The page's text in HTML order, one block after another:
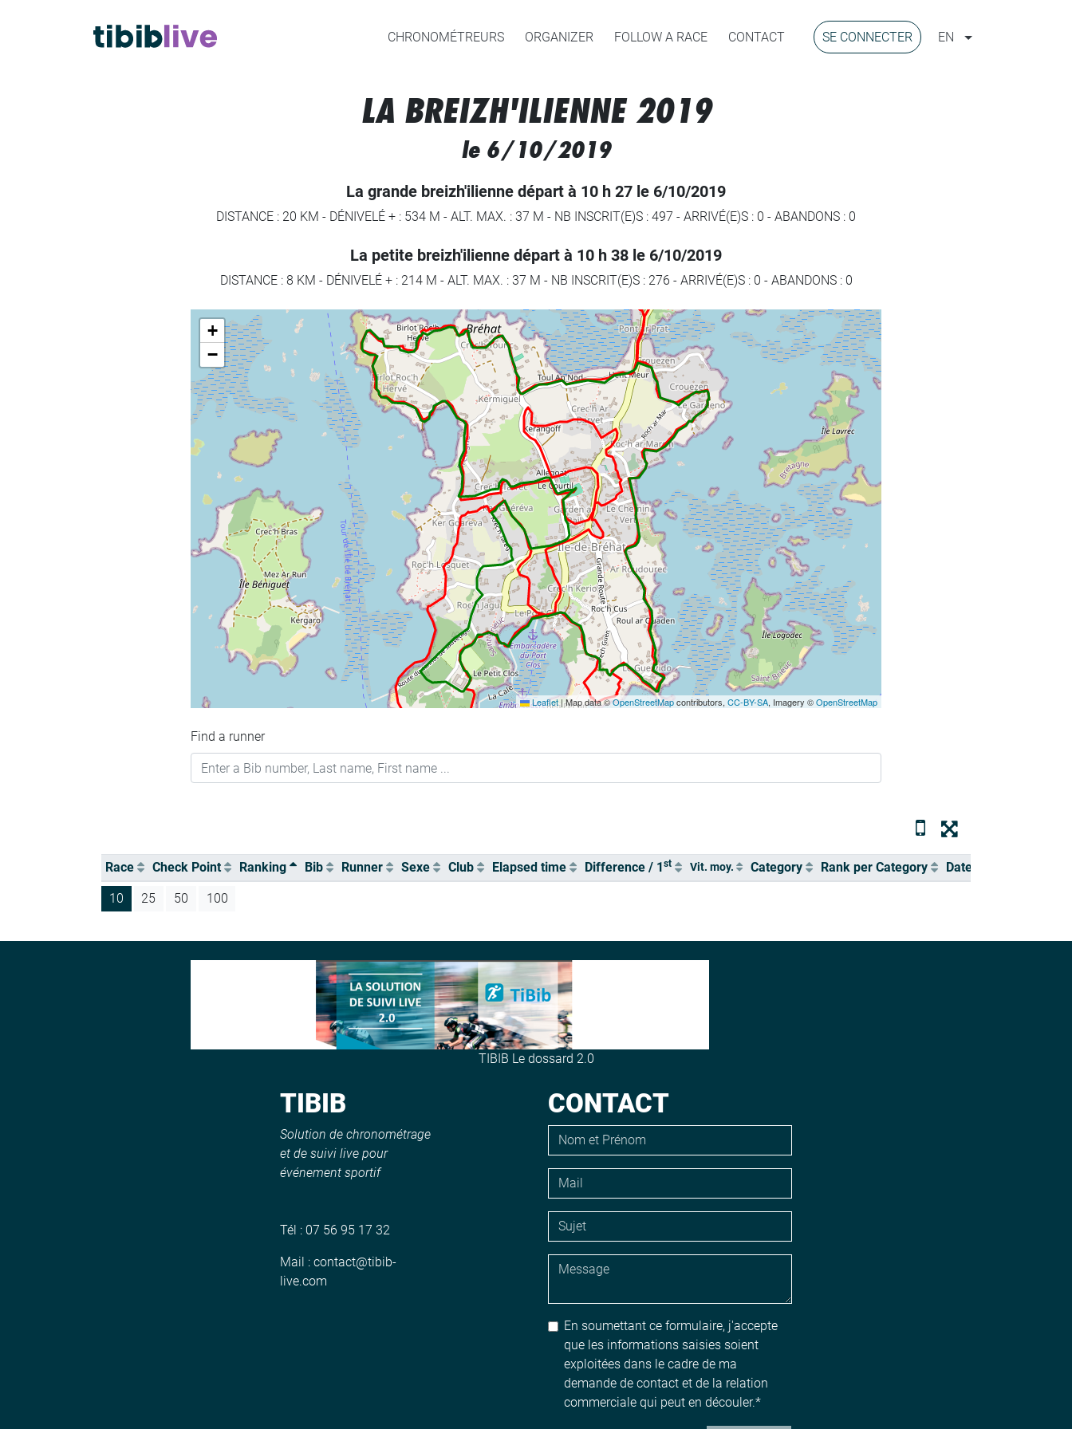
CHRONOMÉTREURS ORGANIZER FOLLOW A RACE CONTACT SE CONNECTER EN
LA BREIZH'ILIENNE 2019
le 6/10/2019
La grande breizh'ilienne départ à 10 h 27 le 6/10/2019
DISTANCE : 20 KM - DÉNIVELÉ + : 534 M - ALT. MAX. : 37 M - NB INSCRIT(E)S : 497 - ARRIVÉ(E)S : 0 - ABANDONS : 0
La petite breizh'ilienne départ à 10 h 38 le 6/10/2019
DISTANCE : 8 KM - DÉNIVELÉ + : 214 M - ALT. MAX. : 37 M - NB INSCRIT(E)S : 276 - ARRIVÉ(E)S : 0 - ABANDONS : 0
+
−
Leaflet |Map data ©OpenStreetMapcontributors, CC-BY-SA, Imagery ©OpenStreetMap
Find a runner
Race Check Point Ranking Bib Runner Sexe Club Elapsed time Difference / 1st Vit. moy. Category Rank per Category Date / Hour
10 25 50 100
TIBIB Le dossard 2.0
TIBIB
Solution de chronométrage
et de suivi live pour
événement sportif
Tél : 07 56 95 17 32
Mail : contact@tibib-
live.com
CONTACT
En soumettant ce formulaire, j'accepte
que les informations saisies soient
exploitées dans le cadre de ma
demande de contact et de la relation
commerciale qui peut en découler.